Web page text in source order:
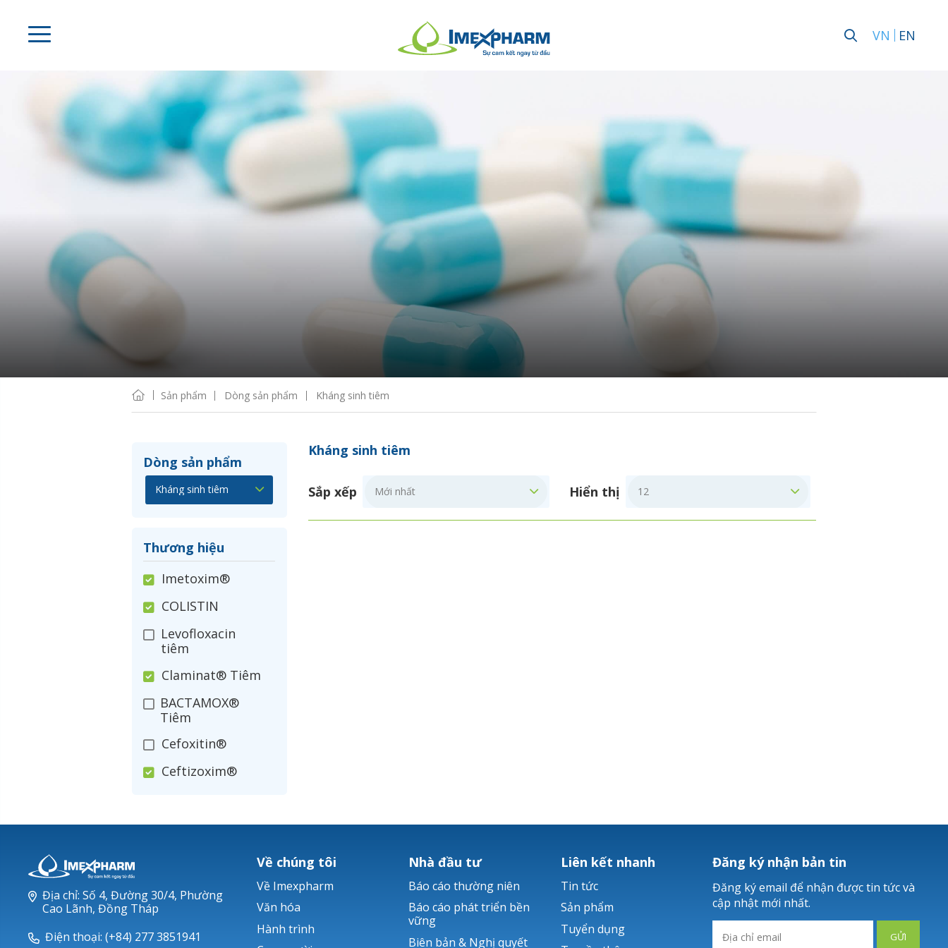
VN EN
Sản phẩm Dòng sản phẩm Kháng sinh tiêm
Dòng sản phẩm
Thương hiệu
Imetoxim®
COLISTIN
Levofloxacin
tiêm
Claminat® Tiêm
BACTAMOX®
Tiêm
Cefoxitin®
Ceftizoxim®
Nerusyn®
Ticarlinat®
Zobacta®
Kháng sinh tiêm
Sắp xếp Hiển thị
Địa chỉ: Số 4, Đường 30/4, Phường
Cao Lãnh, Đồng Tháp
Điện thoại: (+84) 277 3851941
Về chúng tôi
Về Imexpharm
Văn hóa
Hành trình
Nhà đầu tư
Báo cáo thường niên
Báo cáo phát triển bền
vững
Biên bản & Nghị quyết
Liên kết nhanh
Tin tức
Sản phẩm
Tuyển dụng
Đăng ký nhận bản tin
Đăng ký email để nhận được tin tức và
cập nhật mới nhất.
GỬI